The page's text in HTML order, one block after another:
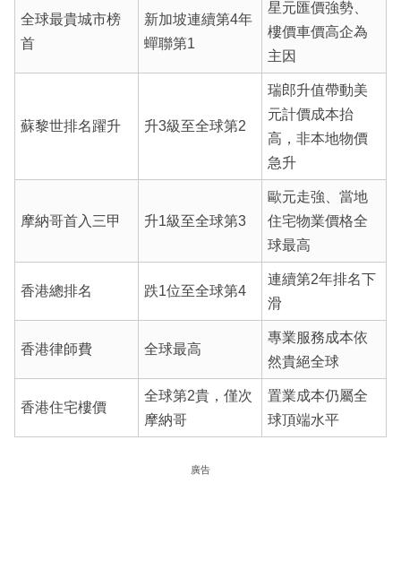
全球最貴城市榜
首
新加坡連續第4年
蟬聯第1
星元匯價強勢、
樓價車價高企為
主因
蘇黎世排名躍升 升3級至全球第2
瑞郎升值帶動美
元計價成本抬
高，非本地物價
急升
摩納哥首入三甲 升1級至全球第3
歐元走強、當地
住宅物業價格全
球最高
香港總排名 跌1位至全球第4
連續第2年排名下
滑
香港律師費 全球最高
專業服務成本依
然貴絕全球
香港住宅樓價
全球第2貴，僅次
摩納哥
置業成本仍屬全
球頂端水平
廣告